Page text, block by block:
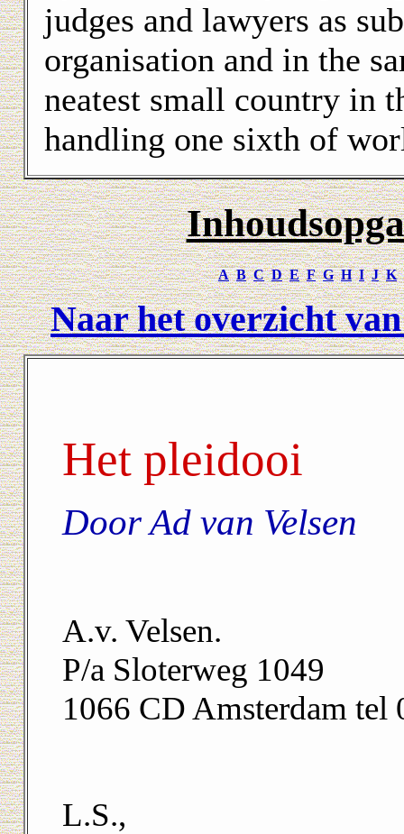
judges and lawyers as
organisation and in the
neatest small country in
handling one sixth of
A B C D E F G H I J K
Naar het overzicht
Het pleidooi
Door Ad van Velsen
A.v. Velsen.
P/a Sloterweg 1049
1066 CD Amsterdam tel
L.S.,